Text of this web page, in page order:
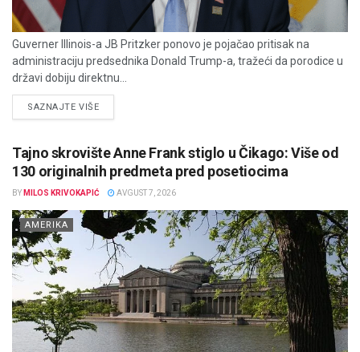
Guverner Illinois-a JB Pritzker ponovo je pojačao pritisak na
administraciju predsednika Donald Trump-a, tražeći da porodice u
državi dobiju direktnu...
SAZNAJTE VIŠEDETAILS
Tajno skrovište Anne Frank stiglo u Čikago: Više od
130 originalnih predmeta pred posetiocima
BY MILOS KRIVOKAPIĆ AVGUST 7, 2026
AMERIKA